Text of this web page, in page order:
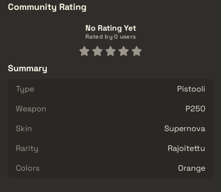
Community Rating
No Rating Yet
Rated by 0 users
Summary
Type
Pistooli
Weapon
P250
Skin
Supernova
Rarity
Rajoitettu
Colors
Orange